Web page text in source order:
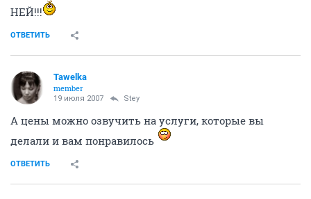
НЕЙ!!!
ОТВЕТИТЬ
Tawelka
member
19 июля 2007 Stey
А цены можно озвучить на услуги, которые вы
делали и вам понравилось
ОТВЕТИТЬ